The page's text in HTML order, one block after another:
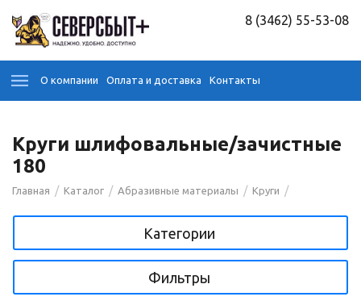
8 (3462) 55-53-08
О компании Оплата и доставка Контакты
Круги шлифовальные/зачистные
180
Главная / Каталог / Абразивные материалы / Круги /
Категории
Фильтры